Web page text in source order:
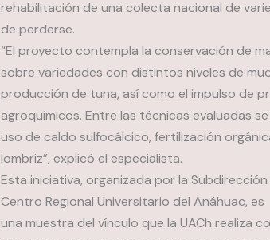
rehabilitación de una colecta nacional de
de perderse.
“El proyecto contempla la conservación de
sobre variedades con distintos niveles de
producción de tuna, así como el impulso de
agroquímicos. Entre las técnicas evaluadas
uso de caldo sulfocálcico, fertilización
lombriz”, explicó el especialista.
Esta iniciativa, organizada por la
Centro Regional Universitario del Anáhuac, es
una muestra del vínculo que la UACh realiza